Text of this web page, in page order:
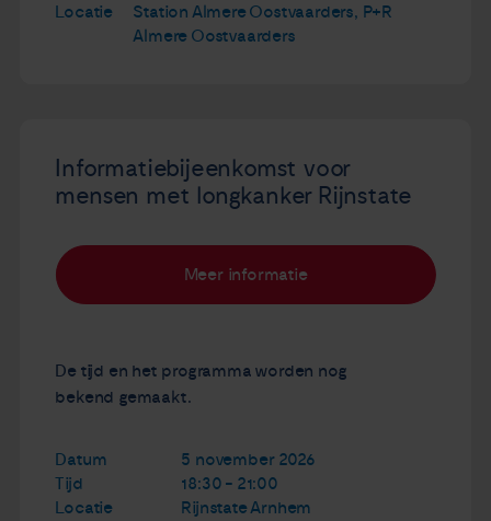
Locatie
Station Almere Oostvaarders, P+R
Almere Oostvaarders
Informatiebijeenkomst voor
mensen met longkanker Rijnstate
Meer informatie
De tijd en het programma worden nog
bekend gemaakt.
Datum
5 november 2026
Tijd
18:30 - 21:00
Locatie
Rijnstate Arnhem